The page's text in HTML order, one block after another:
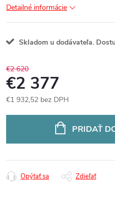
Detailné informácie
Skladom u dodávateľa.
€2 620
€2 377
€1 932,52 bez DPH
PRIDAŤ
Opýtať sa Zdieľať